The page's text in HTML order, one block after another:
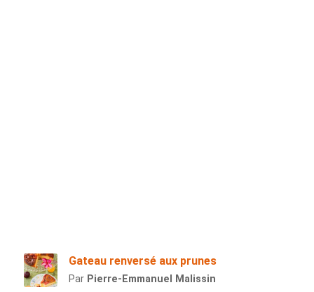
Gateau renversé aux prunes
Par Pierre-Emmanuel Malissin